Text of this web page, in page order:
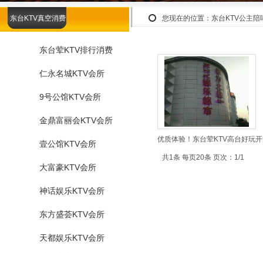
您现在的位置： 东台KTV公主陪
东台KTV真空消费
东台荤KTV排行消费
仁永名城KTV会所
9号公馆KTV会所
金鼎富丽会KTV会所
壹公馆KTV会所
大富豪KTV会所
神话娱乐KTV会所
东方盛荟KTV会所
天都娱乐KTV会所
优质体验！东台荤KTV高台好玩
共1条 每页20条 页次：1/1